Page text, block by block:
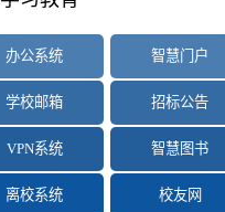
办公系统
学校邮箱
VPN系统
离校系统
智慧门户
招标公告
智慧图书
校友网